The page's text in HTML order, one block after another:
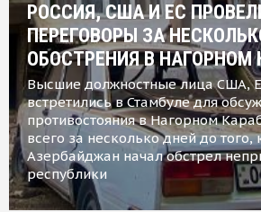
РОССИЯ, США И ЕС
ПЕРЕГОВОРЫ ЗА
ОБОСТРЕНИЯ В НАГОРНОМ
Высшие должностные лица США,
встретились в Стамбуле для
противостояния в Нагорном
всего за несколько дней до того,
Азербайджан начал обстрел
республики